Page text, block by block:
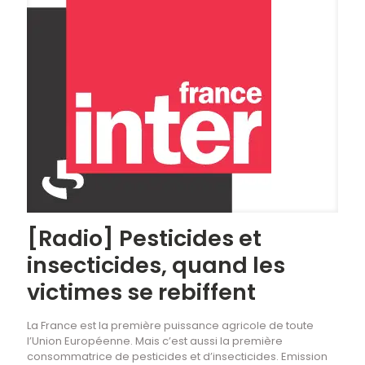
[Radio] Pesticides et
insecticides, quand les
victimes se rebiffent
La France est la première puissance agricole de toute
l’Union Européenne. Mais c’est aussi la première
consommatrice de pesticides et d’insecticides. Emission